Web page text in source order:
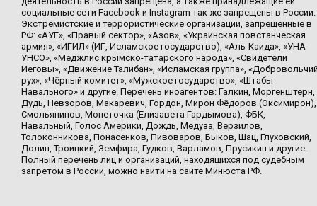
социальные сети Facebook и Instagram так же запрещены в России.
Экстремистские и террористические организации, запрещенные в
РФ: «АУЕ», «Правый сектор», «Азов», «Украинская повстанческая
армия», «ИГИЛ» (ИГ, Исламское государство), «Аль-Каида», «УНА-
УНСО», «Меджлис крымско-татарского народа», «Свидетели
Иеговы», «Движение Талибан», «Исламская группа»,
рух», «Чёрный комитет», «Мужское государство», «Штабы
Навального» и другие. Перечень иноагентов: Галкин, Моргенштерн,
Дудь, Невзоров, Макаревич, Гордон, Мирон Фёдоров (Оксимирон),
Смольянинов, Монеточка (Елизавета Гардымова), ФБК,
Навальный, Голос Америки, Дождь, Медуза, Верзилов,
Толоконникова, Понасенков, Пивоваров, Быков, Шац, Глуховский,
Долин, Троицкий, Земфира, Гудков, Варламов, Прусикин и другие.
Полный перечень лиц и организаций, находящихся под судебным
запретом в России, можно найти на сайте Минюста РФ.